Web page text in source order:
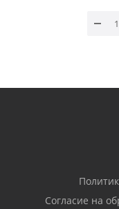
Согласие на